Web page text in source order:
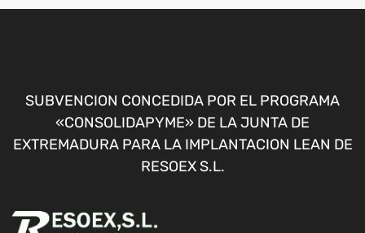
SUBVENCION CONCEDIDA POR EL PROGRAMA
«CONSOLIDAPYME» DE LA JUNTA DE
EXTREMADURA PARA LA IMPLANTACION LEAN DE
RESOEX S.L.